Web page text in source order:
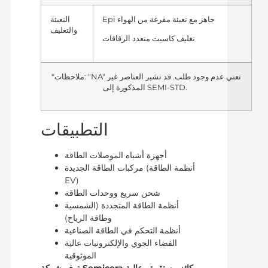
التعبئة
والتغليف
تغليف كاسيت متعدد الرقاقات
*ملاحظات: "NA" تعني عدم وجود طلب. قد تشير العناصر غير
المذكورة إلى SEMI-STD.
التطبيقات
أجهزة أشباه الموصلات الطاقة
مركبات الطاقة الجديدة (أنظمة الطاقة
EV)
شحن سريع ووحدات الطاقة
أنظمة الطاقة المتجددة (الشمسية
وطاقة الرياح)
أنظمة التحكم في الطاقة الصناعية
الفضاء الجوي والإلكترونيات عالية
الموثوقية